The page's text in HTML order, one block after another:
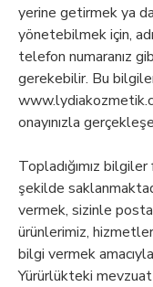
yerine getirmek ya
yönetebilmek için,
telefon numaranız
gerekebilir. Bu
onayınızla
Topladığımız
şekilde
vermek, sizinle
ürünlerimiz,
bilgi vermek
Yürürlükteki